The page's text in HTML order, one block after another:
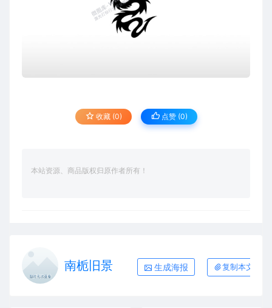
收藏 (0) 点赞 (0)
本站资源、商品版权归原作者所有！
南栀旧景 生成海报 复制本文链接